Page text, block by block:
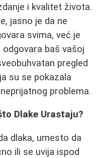
i kvalitet života.
jasno je da ne
svima, već je
baš vašoj
pregled
su se pokazala
problema.
Dlake Urastaju?
dlaka, umesto da
ili se uvija ispod